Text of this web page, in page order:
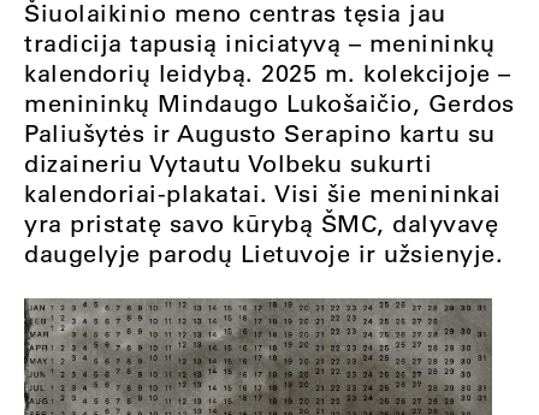
Šiuolaikinio meno centras tęsia jau
tradicija tapusią iniciatyvą – menininkų
kalendorių leidybą. 2025 m. kolekcijoje –
menininkų Mindaugo Lukošaičio, Gerdos
Paliušytės ir Augusto Serapino kartu su
dizaineriu Vytautu Volbeku sukurti
kalendoriai-plakatai. Visi šie menininkai
yra pristatę savo kūrybą ŠMC, dalyvavę
daugelyje parodų Lietuvoje ir užsienyje.